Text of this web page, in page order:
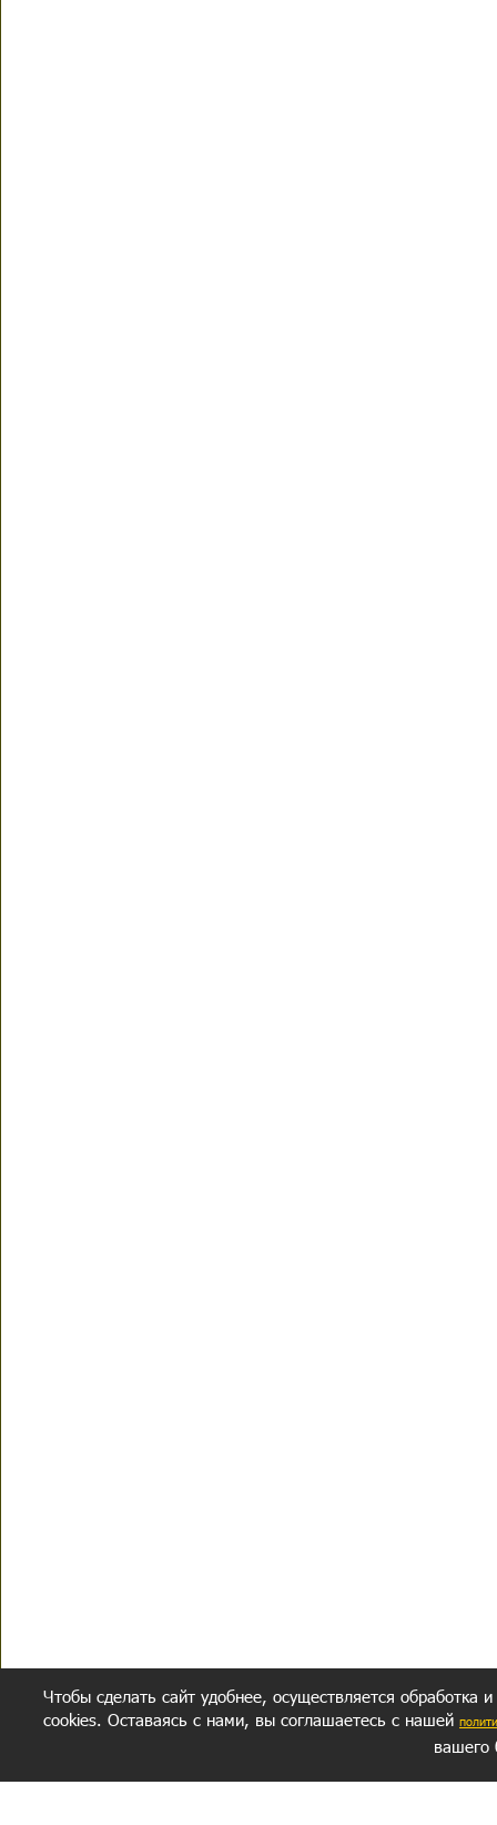
Чтобы сделать сайт удобнее, осуществляется обработка
cookies. Оставаясь с нами, вы соглашаетесь с нашей
вашего